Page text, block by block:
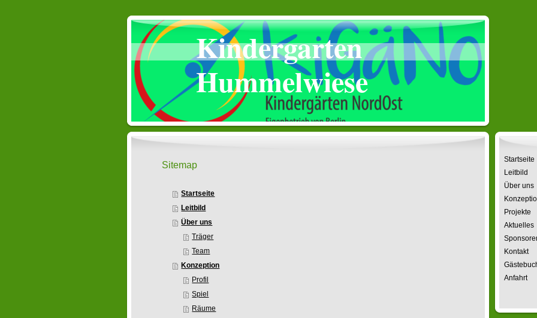
Kindergarten
Hummelwiese
Sitemap
Startseite
Leitbild
Über uns
Träger
Team
Konzeption
Profil
Spiel
Räume
Startseite
Leitbild
Über uns
Projekte
Aktuelles
Kontakt
Anfahrt